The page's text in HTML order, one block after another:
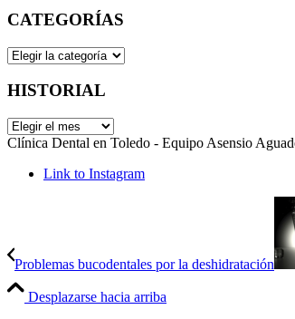
CATEGORÍAS
CATEGORÍAS
HISTORIAL
HISTORIAL
Clínica Dental en Toledo - Equipo Asensio
Link to Instagram
Problemas bucodentales por la deshidratación
Desplazarse hacia arriba